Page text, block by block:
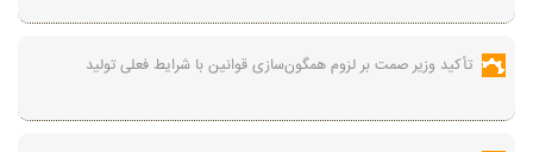
تأکید وزیر صمت بر لزوم همگون‌سازی قوانین با شرایط فعلی تولید